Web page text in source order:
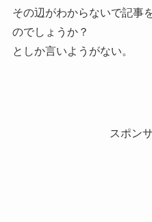
その辺がわからないで記事
のでしょうか？
としか言いようがない。
スポン